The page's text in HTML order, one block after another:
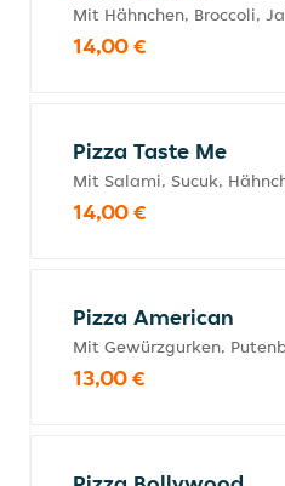
Mit Hähnchen, Broccoli,
14,00 €
Pizza Taste Me
Mit Salami, Sucuk,
14,00 €
Pizza American
Mit Gewürzgurken,
13,00 €